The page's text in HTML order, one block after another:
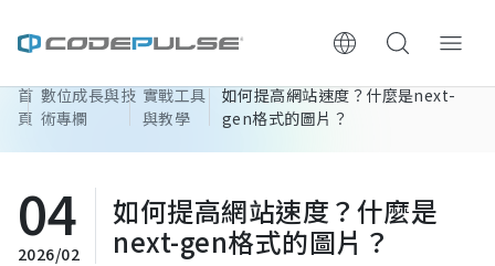
ChooWe AI仿生客服
服務與費用
首
頁
數位成長與技
術專欄
實戰工具
與教學
如何提高網站速度？什麼是next-
gen格式的圖片？
04
2026/02
如何提高網站速度？什麼是
next-gen格式的圖片？